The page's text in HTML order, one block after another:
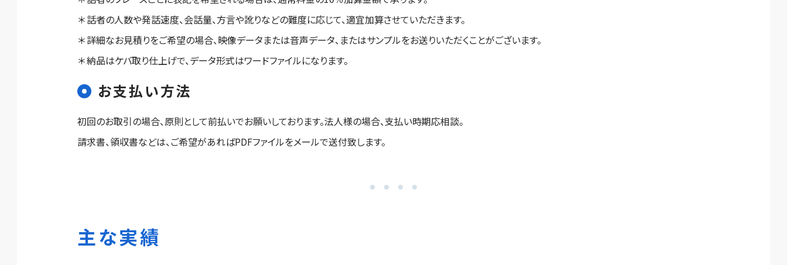
話者の人数や発話速度、会話量、方言や訛りなどの難度に応じて、適宜加算させていただきます。
詳細なお見積りをご希望の場合、映像データまたは音声データ、またはサンプルをお送りいただくことがございます。
納品はケバ取り仕上げで、データ形式はワードファイルになります。
お支払い方法
初回のお取引の場合、原則として前払いでお願いしております。法人様の場合、支払い時期応相談。
請求書、領収書などは、ご希望があればPDFファイルをメールで送付致します。
主な実績